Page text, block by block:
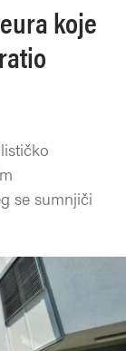
koje
se sumnjiči